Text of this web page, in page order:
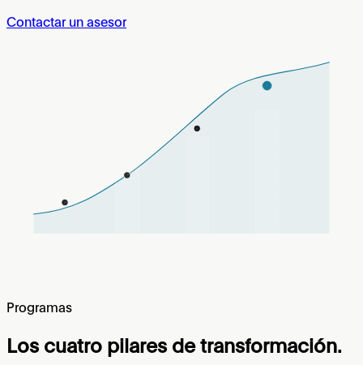
Contactar un asesor
Programas
Los cuatro pilares de transformación.